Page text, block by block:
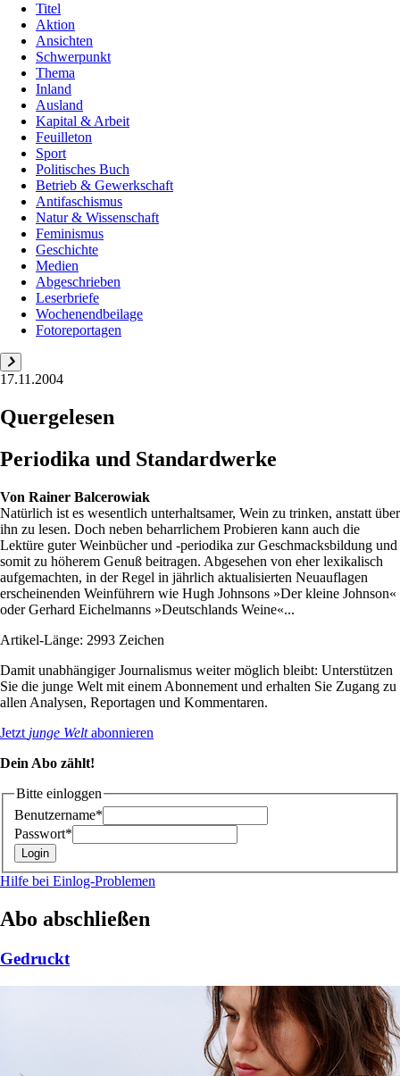
Titel
Aktion
Ansichten
Schwerpunkt
Thema
Inland
Ausland
Kapital & Arbeit
Feuilleton
Sport
Politisches Buch
Betrieb & Gewerkschaft
Antifaschismus
Natur & Wissenschaft
Feminismus
Geschichte
Medien
Abgeschrieben
Leserbriefe
Wochenendbeilage
Fotoreportagen
17.11.2004
Quergelesen
Periodika und Standardwerke
Von Rainer Balcerowiak
Natürlich ist es wesentlich unterhaltsamer, Wein zu trinken, anstatt über
ihn zu lesen. Doch neben beharrlichem Probieren kann auch die
Lektüre guter Weinbücher und -periodika zur Geschmacksbildung und
somit zu höherem Genuß beitragen. Abgesehen von eher lexikalisch
aufgemachten, in der Regel in jährlich aktualisierten Neuauflagen
erscheinenden Weinführern wie Hugh Johnsons »Der kleine Johnson«
oder Gerhard Eichelmanns »Deutschlands Weine«...
Artikel-Länge: 2993 Zeichen
Damit unabhängiger Journalismus weiter möglich bleibt: Unterstützen
Sie die junge Welt mit einem Abonnement und erhalten Sie Zugang zu
allen Analysen, Reportagen und Kommentaren.
Jetzt junge Weltabonnieren
Dein Abo zählt!
Bitte einloggen
Benutzername*
Passwort*
Hilfe bei Einlog-Problemen
Abo abschließen
Gedruckt